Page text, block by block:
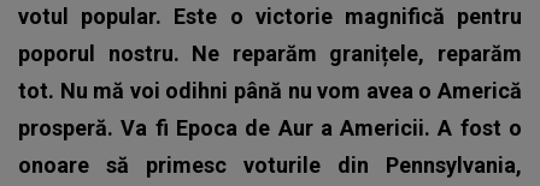
votul popular. Este o victorie magnifică pentru
poporul nostru. Ne reparăm granițele, reparăm
tot. Nu mă voi odihni până nu vom avea o Americă
prosperă. Va fi Epoca de Aur a Americii. A fost o
onoare să primesc voturile din Pennsylvania,